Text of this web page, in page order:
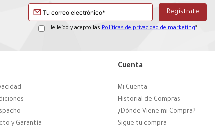
He leído y acepto las Políticas de privacidad de marketing*
y Garantía
Cuenta
Mi Cuenta
Historial de Compras
¿Dónde Viene mi Compra?
Sigue tu compra